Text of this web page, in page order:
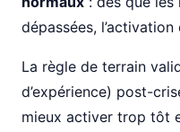
dépassées,
La règle de terrain
d’expérience) post-
mieux activer trop tôt